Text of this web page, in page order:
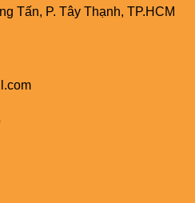
Tấn, P. Tây Thạnh, TP.HCM